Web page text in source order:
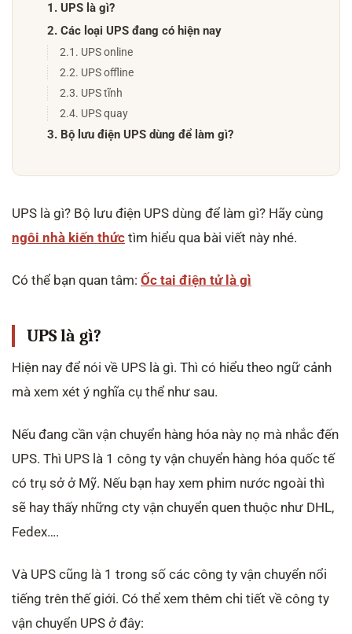
1. UPS là gì?
2. Các loại UPS đang có hiện nay
2.1. UPS online
2.2. UPS offline
2.3. UPS tĩnh
2.4. UPS quay
3. Bộ lưu điện UPS dùng để làm gì?
UPS là gì? Bộ lưu điện UPS dùng để làm gì? Hãy cùng
ngôi nhà kiến thức tìm hiểu qua bài viết này nhé.
Có thể bạn quan tâm: Ốc tai điện tử là gì
UPS là gì?
Hiện nay để nói về UPS là gì. Thì có hiểu theo ngữ cảnh
mà xem xét ý nghĩa cụ thể như sau.
Nếu đang cần vận chuyển hàng hóa này nọ mà nhắc đến
UPS. Thì UPS là 1 công ty vận chuyển hàng hóa quốc tế
có trụ sở ở Mỹ. Nếu bạn hay xem phim nước ngoài thì
sẽ hay thấy những cty vận chuyển quen thuộc như DHL,
Fedex….
Và UPS cũng là 1 trong số các công ty vận chuyển nổi
tiếng trên thế giới. Có thể xem thêm chi tiết về công ty
vận chuyển UPS ở đây: